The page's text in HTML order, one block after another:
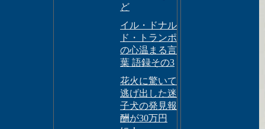
ど
イル・ドナル
ド・トランポ
の心温まる言
葉 語録その3
花火に驚いて
逃げ出した迷
子犬の発見報
酬が30万円